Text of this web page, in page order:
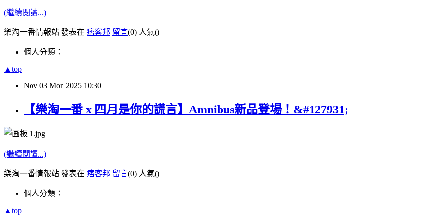
(繼續閱讀...)
樂淘一番情報站 發表在 痞客邦 留言(0) 人氣()
個人分類：
▲top
Nov 03 Mon 2025 10:30
【樂淘一番 x 四月是你的謊言】Amnibus新品登場！&#127931;
(繼續閱讀...)
樂淘一番情報站 發表在 痞客邦 留言(0) 人氣()
個人分類：
▲top